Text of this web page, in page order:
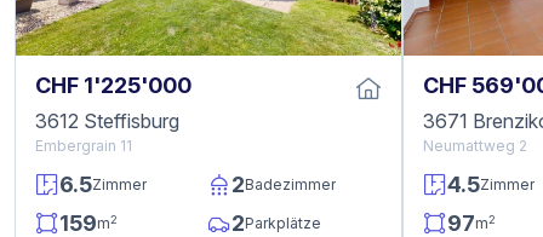
CHF 1'225'000
3612 Steffisburg
Embergrain 11
6.5Zimmer 2Badezimmer
159m2 2Parkplätze
CHF
3671
Neumattweg 2
4.5Zimmer
97m2